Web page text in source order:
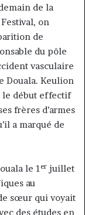
de la
on
de
du pôle
vasculaire
Douala. Keulion
le début effectif
frères d’armes
a marqué de
le 1er juillet
au
sœur qui voyait
des études en